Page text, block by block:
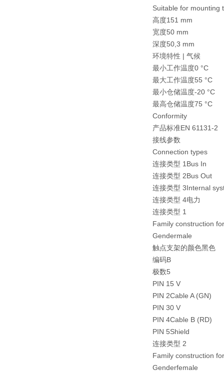
Suitable for mounting
高度151 mm
宽度50 mm
深度50,3 mm
环境特性 | 气候
最小工作温度0 °C
最大工作温度55 °C
最小仓储温度-20 °C
最高仓储温度75 °C
Conformity
产品标准EN 61131-2
接线参数
Connection types
连接类型 1Bus In
连接类型 2Bus Out
连接类型 3Internal
连接类型 4电力
连接类型 1
Family construction
Gendermale
触点支架的颜色黑色
编码B
极数5
PIN 15 V
PIN 2Cable A (GN)
PIN 30 V
PIN 4Cable B (RD)
PIN 5Shield
连接类型 2
Family construction
Genderfemale